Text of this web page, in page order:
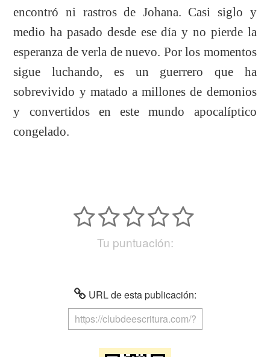
encontró ni rastros de Johana. Casi siglo y
medio ha pasado desde ese día y no pierde la
esperanza de verla de nuevo. Por los momentos
sigue luchando, es un guerrero que ha
sobrevivido y matado a millones de demonios
y convertidos en este mundo apocalíptico
congelado.
Tu puntuación:
URL de esta publicación: